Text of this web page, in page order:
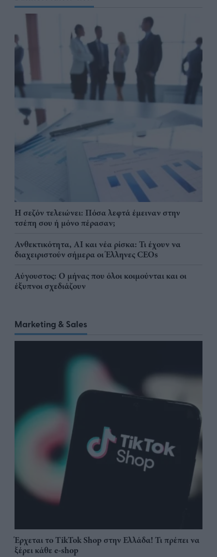
Η σεζόν τελειώνει: Πόσα λεφτά έμειναν στην
τσέπη σου ή μόνο πέρασαν;
Ανθεκτικότητα, AI και νέα ρίσκα: Τι έχουν να
διαχειριστούν σήμερα οι Έλληνες CEOs
Αύγουστος: Ο μήνας που όλοι κοιμούνται και οι
έξυπνοι σχεδιάζουν
Marketing & Sales
Έρχεται το TikTok Shop στην Ελλάδα! Τι πρέπει να
ξέρει κάθε e-shop